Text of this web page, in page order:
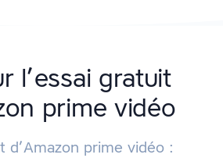
l’essai gratuit
prime vidéo
d’Amazon prime vidéo :